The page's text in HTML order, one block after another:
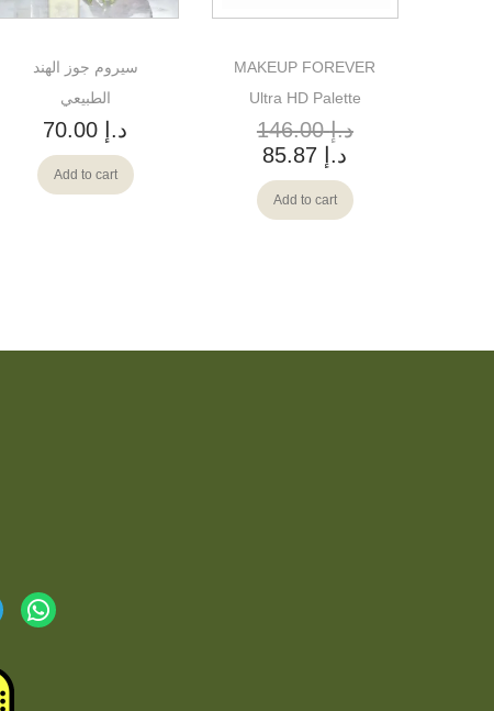
سيروم جوز الهند
الطبيعي
د.إ
Add to cart
MAKEUP FOREVER
Ultra HD Palette
د.إ146.00
د.إ
Add to cart